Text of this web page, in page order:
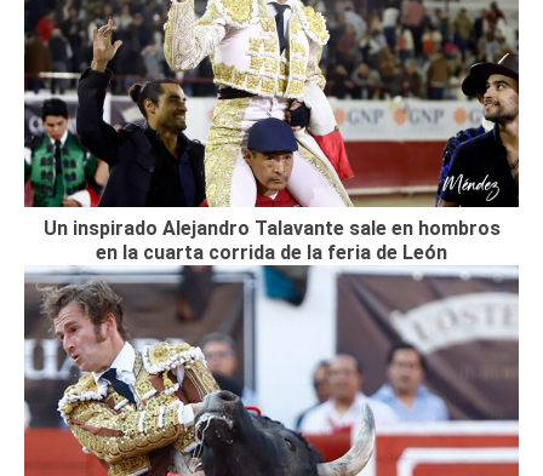
Un inspirado Alejandro Talavante sale en hombros
en la cuarta corrida de la feria de León